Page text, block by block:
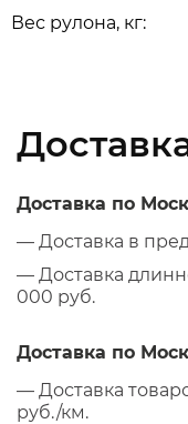
Вес рулона, кг:
Доставка по
— Доставка в
— Доставка
000 руб.
Доставка по
— Доставка
руб./км.